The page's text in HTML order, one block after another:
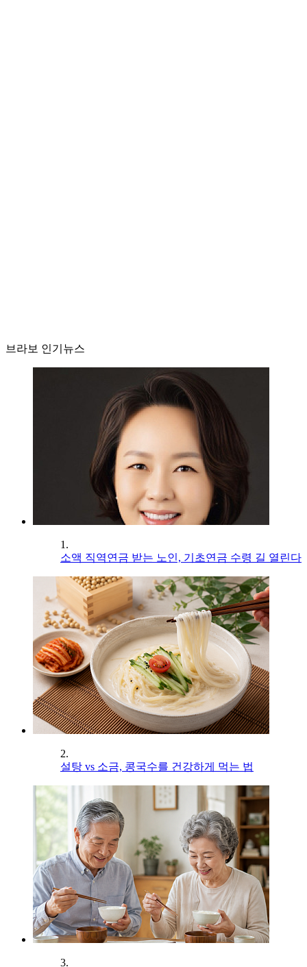
브라보 인기뉴스
1.
소액 직역연금 받는 노인, 기초연금 수령 길 열린다
2.
설탕 vs 소금, 콩국수를 건강하게 먹는 법
3.